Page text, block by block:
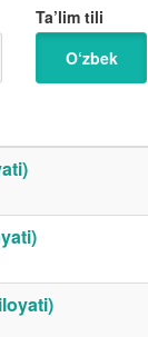
Ta’lim tili
O‘zbek